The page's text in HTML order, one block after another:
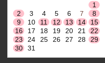
1
2
3 4 5 6 7
8
9
10 11 12 13 14
15
16
17 18 19 20 21
22
23
24 25 26 27 28
29
30
31